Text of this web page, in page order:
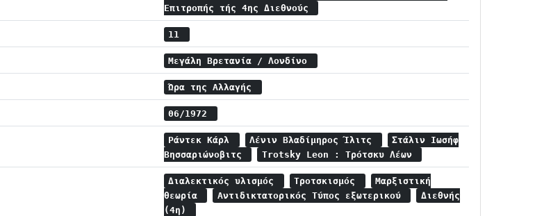
Επιτροπής τής 4ης Διεθνούς
11
Μεγάλη Βρετανία / Λονδίνο
Ώρα της Αλλαγής
06/1972
Ράντεκ Κάρλ Λένιν Βλαδίμηρος Ίλιτς
Στάλιν Ιωσήφ
Βησσαριώνοβιτς
Trotsky Leon : Τρότσκυ Λέων
Διαλεκτικός υλισμός Τροτσκισμός
Μαρξιστική
θεωρία
Αντιδικτατορικός Τύπος εξωτερικού
Διεθνής
(4η)